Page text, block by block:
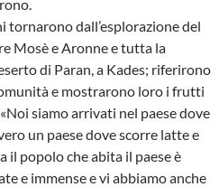
tornarono dall’esplorazione del
Mosè e Aronne e tutta la
di Paran, a Kades; riferirono
e mostrarono loro i frutti
siamo arrivati nel paese dove
un paese dove scorre latte e
il popolo che abita il paese è
e immense e vi abbiamo anche